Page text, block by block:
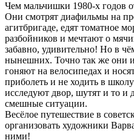
Чем мальчишки 1980-х годов
Они смотрят диафильмы на
агитбригаде, едят томатное
разбойников и мечтают о
забавно, удивительно! Но в
нынешних. Точно так же они
гоняют на велосипедах и
приболеть и не ходить в
исследуют двор, шутят и то и
смешные ситуации.
Весёлое путешествие в
организовать художники
ними!